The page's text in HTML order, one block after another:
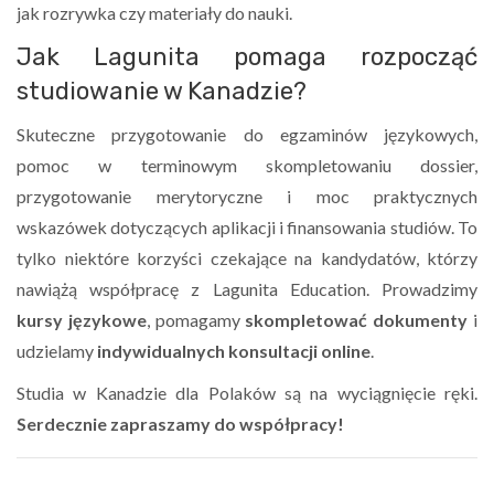
jak rozrywka czy materiały do nauki.
Jak Lagunita pomaga rozpocząć
studiowanie w Kanadzie?
Skuteczne przygotowanie do egzaminów językowych,
pomoc w terminowym skompletowaniu dossier,
przygotowanie merytoryczne i moc praktycznych
wskazówek dotyczących aplikacji i finansowania studiów. To
tylko niektóre korzyści czekające na kandydatów, którzy
nawiążą współpracę z Lagunita Education. Prowadzimy
kursy językowe, pomagamy skompletować dokumenty i
udzielamy indywidualnych konsultacji online
Studia w Kanadzie dla Polaków są na wyciągnięcie ręki.
Serdecznie zapraszamy do współpracy!